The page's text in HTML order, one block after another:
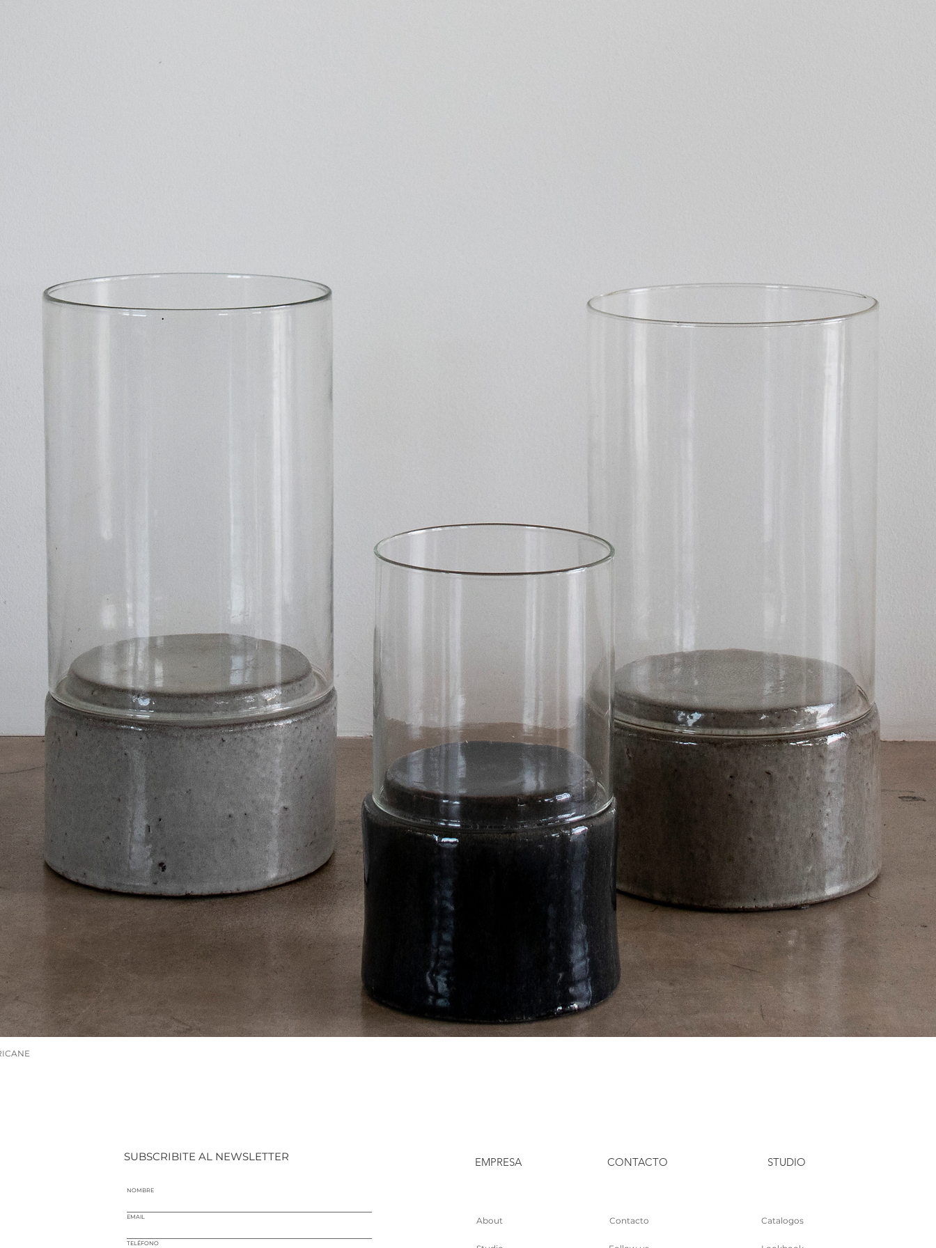
SUBSCRIBITE AL NEWSLETTER
NOMBRE
EMAIL
TELÉFONO
EMPRESA
About
CONTACTO
Contacto
STUDIO
Catalogos